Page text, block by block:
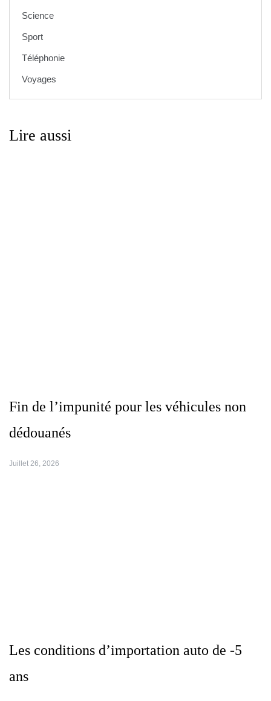
Science
Sport
Téléphonie
Voyages
Lire aussi
Fin de l’impunité pour les véhicules non
dédouanés
Juillet 26, 2026
Les conditions d’importation auto de -5
ans